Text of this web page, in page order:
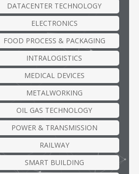
DATACENTER TECHNOLOGY
ELECTRONICS
FOOD PROCESS & PACKAGING
INTRALOGISTICS
MEDICAL DEVICES
METALWORKING
OIL GAS TECHNOLOGY
POWER & TRANSMISSION
RAILWAY
SMART BUILDING